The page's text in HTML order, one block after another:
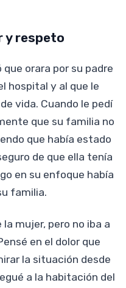
y respeto
orara por su padre
hospital y al que le
vida. Cuando le pedí
que su familia no
que había estado
de que ella tenía
en su enfoque había
familia.
mujer, pero no iba a
en el dolor que
la situación desde
a la habitación del